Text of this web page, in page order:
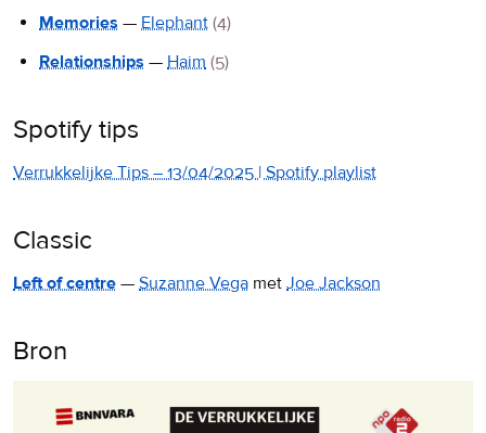
Memories — Elephant (4)
Relationships — Haim (5)
Spotify tips
Verrukkelijke Tips – 13/04/2025 | Spotify playlist
Classic
Left of centre — Suzanne Vega met Joe Jackson
Bron